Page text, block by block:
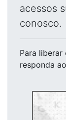
acessos
conosco.
Para liberar
responda